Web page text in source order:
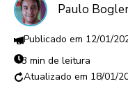
Paulo
12/01/
3 min de leitura
18/01/